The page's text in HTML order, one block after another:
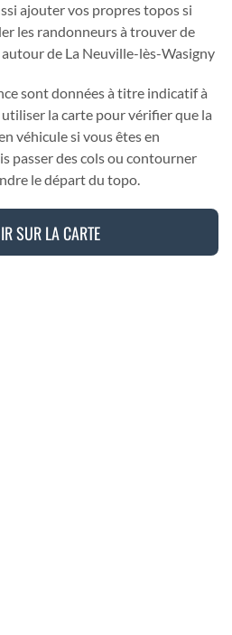
ajouter vos propres topos si
les randonneurs à trouver de
de La Neuville-lès-Wasigny
sont données à titre indicatif à
la carte pour vérifier que la
véhicule si vous êtes en
passer des cols ou contourner
le départ du topo.
SUR LA CARTE